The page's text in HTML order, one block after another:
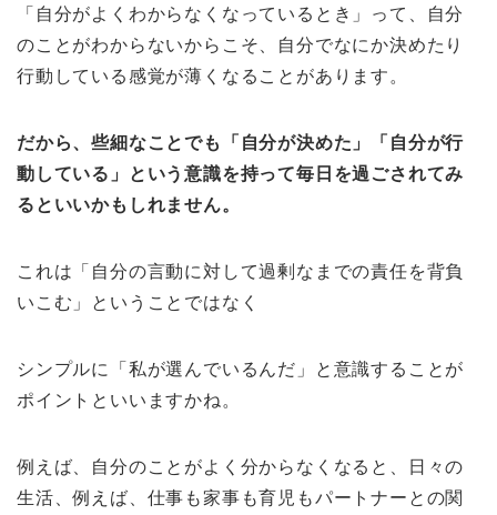
「自分がよくわからなくなっているとき」って、自分
のことがわからないからこそ、自分でなにか決めたり
行動している感覚が薄くなることがあります。
だから、些細なことでも「自分が決めた」「自分が行
動している」という意識を持って毎日を過ごされてみ
るといいかもしれません。
これは「自分の言動に対して過剰なまでの責任を背負
いこむ」ということではなく
シンプルに「私が選んでいるんだ」と意識することが
ポイントといいますかね。
例えば、自分のことがよく分からなくなると、日々の
生活、例えば、仕事も家事も育児もパートナーとの関